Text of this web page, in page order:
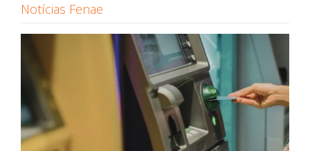
Notícias Fenae